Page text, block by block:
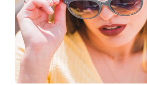
Utilisation:
Sport:
Code: